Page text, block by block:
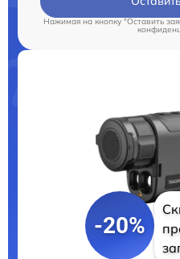
Нажимая на кнопку "Оставить
-20%